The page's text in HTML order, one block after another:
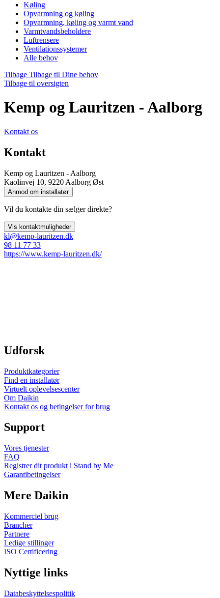
Køling
Opvarmning og køling
Opvarmning, køling og varmt vand
Varmtvandsbeholdere
Luftrensere
Ventilationssystemer
Alle behov
Tilbage Tilbage til Dine behov
Tilbage til oversigten
Kemp og Lauritzen - Aalborg
Kontakt os
Kontakt
Kemp og Lauritzen - Aalborg
Kaolinvej 10, 9220 Aalborg Øst
Anmod om installatør
Vil du kontakte din sælger direkte?
Vis kontaktmuligheder
kl@kemp-lauritzen.dk
98 11 77 33
https://www.kemp-lauritzen.dk/
Udforsk
Produktkategorier
Find en installatør
Virtuelt oplevelsescenter
Om Daikin
Kontakt os og betingelser for brug
Support
Vores tjenester
FAQ
Registrer dit produkt i Stand by Me
Garantibetingelser
Mere Daikin
Kommerciel brug
Brancher
Partnere
Ledige stillinger
ISO Certificering
Nyttige links
Databeskyttelsespolitik